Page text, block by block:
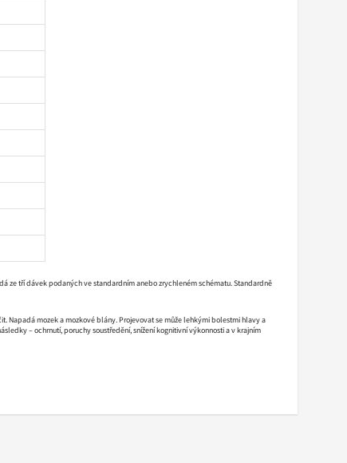
ze tří dávek podaných ve standardním anebo zrychleném schématu. Standardně
Napadá mozek a mozkové blány. Projevovat se může lehkými bolestmi hlavy a
– ochrnutí, poruchy soustředění, snížení kognitivní výkonnosti a v krajním